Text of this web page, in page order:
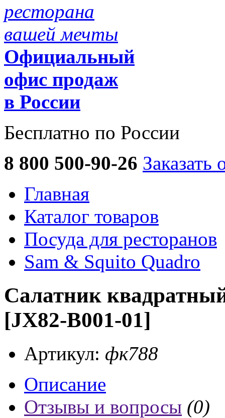
ресторана
вашей мечты
Официальный
офис продаж
в России
Бесплатно по России
8 800 500-90-26 Заказать
Главная
Каталог товаров
Посуда для ресторанов
Sam & Squito Quadro
Салатник
[JX82-В001-01]
Артикул: фк788
Описание
Отзывы и вопросы (0)